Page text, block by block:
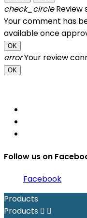
check_circleReview
Your comment has
available once
OK
errorYour review
OK
Follow us on
Facebook
Products
Products  